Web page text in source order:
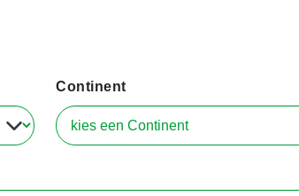
Continent